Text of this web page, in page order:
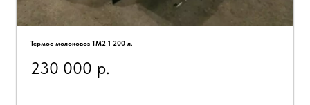
Термос молоковоз ТМ2 1 200 л.
230 000 р.